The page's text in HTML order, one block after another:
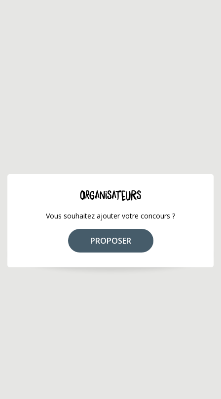
ORGANISATEURS
Vous souhaitez ajouter votre concours ?
PROPOSER